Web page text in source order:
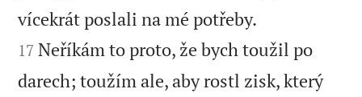
vícekrát poslali na mé potřeby.
17 Neříkám to proto, že bych toužil po
darech; toužím ale, aby rostl zisk, který